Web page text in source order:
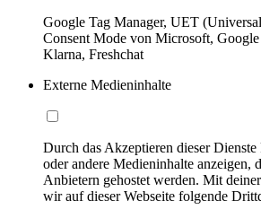
Google Tag Manager, UET
Consent Mode von Microsoft,
Klarna, Freshchat
Externe Medieninhalte
Durch das Akzeptieren dieser
oder andere Medieninhalte anzeigen,
Anbietern gehostet werden. Mit
wir auf dieser Webseite folgende